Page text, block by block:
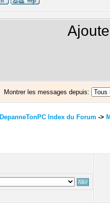
Montrer les messages depuis:
DepanneTonPC Index du Forum ->